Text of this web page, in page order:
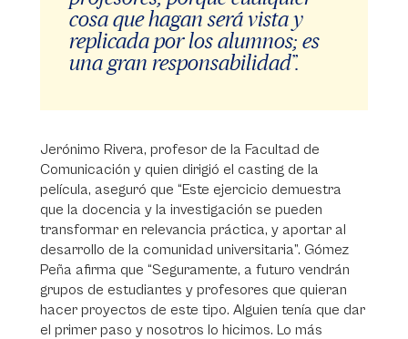
cosa que hagan será vista y
replicada por los alumnos; es
una gran responsabilidad”.
Jerónimo Rivera, profesor de la Facultad de
Comunicación y quien dirigió el casting de la
película, aseguró que “Este ejercicio demuestra
que la docencia y la investigación se pueden
transformar en relevancia práctica, y aportar al
desarrollo de la comunidad universitaria”. Gómez
Peña afirma que “Seguramente, a futuro vendrán
grupos de estudiantes y profesores que quieran
hacer proyectos de este tipo. Alguien tenía que dar
el primer paso y nosotros lo hicimos. Lo más